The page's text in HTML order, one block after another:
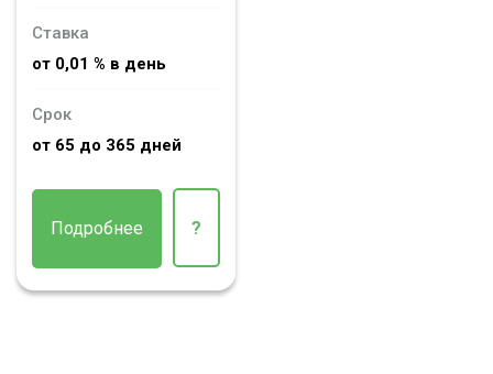
Ставка
от 0,01 % в день
Срок
от 65 до 365 дней
Подробнее ?